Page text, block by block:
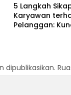
5 Langkah
Karyawan
Pelanggan:
dipublikasikan.